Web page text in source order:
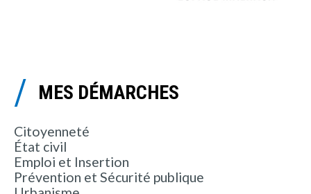
MES DÉMARCHES
Citoyenneté
État civil
Emploi et Insertion
Prévention et Sécurité publique